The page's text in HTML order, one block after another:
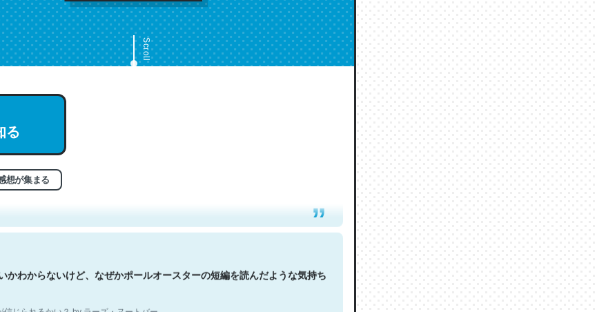
Scroll
る
想が集まる
はとてもクレバーなんだろうなと凄く思う。英語少しでも読める人は原文
はこの流れ好き。Let’s Fucking Go. Then Covid hit. Shit.
じられるかい？ by ラーズ・ヌートバー
かわからないけど、なぜかポールオースターの短編を読んだような気持ち
じられるかい？ by ラーズ・ヌートバー